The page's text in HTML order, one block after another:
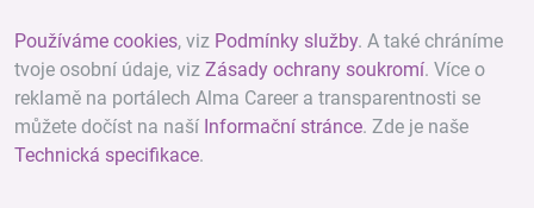
Používáme cookies, viz Podmínky služby. A také chráníme
tvoje osobní údaje, viz Zásady ochrany soukromí. Více o
reklamě na portálech Alma Career a transparentnosti se
můžete dočíst na naší Informační stránce. Zde je naše
Technická specifikace.